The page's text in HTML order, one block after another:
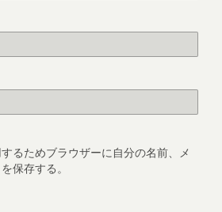
るためブラウザーに自分の名前、メ
保存する。